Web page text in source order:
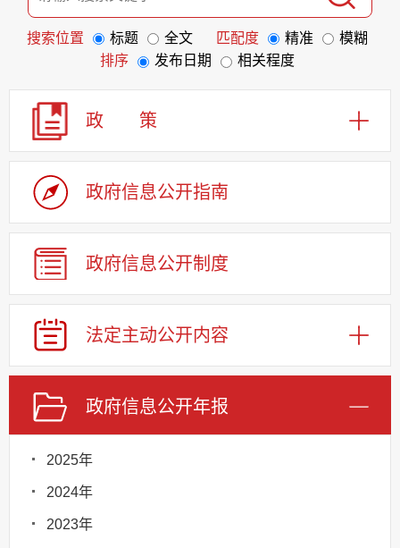
搜索位置 标题 全文 匹配度 精准
模糊
排序
发布日期 相关程度
政 策
政府信息公开指南
政府信息公开制度
法定主动公开内容
政府信息公开年报
2025年
2024年
2023年